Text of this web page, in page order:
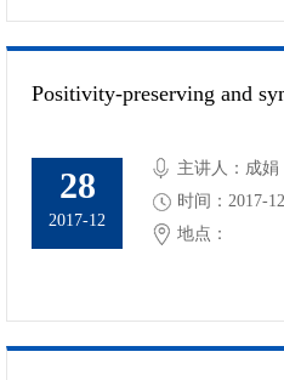
28
2017-12
主讲人：成娟
时间：2017-
地点：